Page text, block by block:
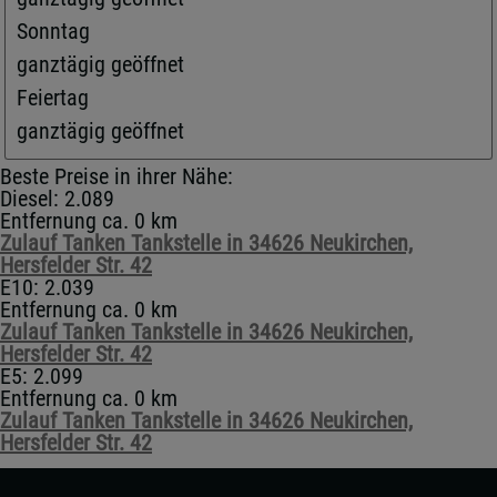
Sonntag
ganztägig geöffnet
Feiertag
ganztägig geöffnet
Beste Preise in ihrer Nähe:
Diesel: 2.089
Entfernung ca. 0 km
Zulauf Tanken Tankstelle in 34626 Neukirchen,
Hersfelder Str. 42
E10: 2.039
Entfernung ca. 0 km
Zulauf Tanken Tankstelle in 34626 Neukirchen,
Hersfelder Str. 42
E5: 2.099
Entfernung ca. 0 km
Zulauf Tanken Tankstelle in 34626 Neukirchen,
Hersfelder Str. 42